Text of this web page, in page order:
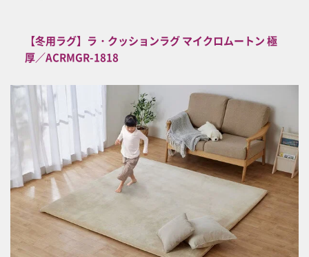
【冬用ラグ】ラ・クッションラグ マイクロムートン 極
厚／ACRMGR-1818